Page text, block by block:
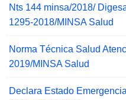
Nts 144 minsa/2018/
1295-2018/MINSA Salud
Norma Técnica Salud
2019/MINSA Salud
Declara Estado